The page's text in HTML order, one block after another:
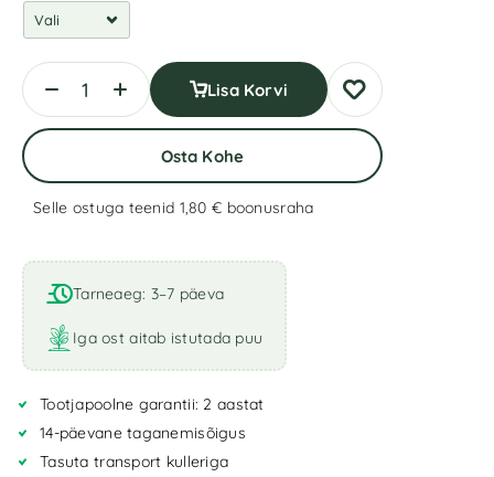
Lisa Korvi
Osta Kohe
Selle ostuga teenid 1,80 € boonusraha
l
t
e
r
n
t
i
Tarneaeg: 3–7 päeva
Iga ost aitab istutada puu
Tootjapoolne garantii: 2 aastat
14-päevane taganemisõigus
Tasuta transport kulleriga